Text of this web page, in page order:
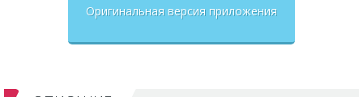
Оригинальная версия приложения